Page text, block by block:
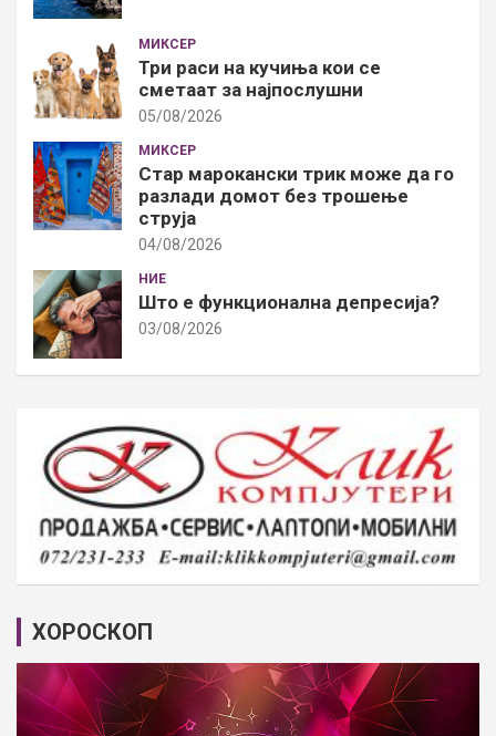
МИКСЕР
Три раси на кучиња кои се
сметаат за најпослушни
05/08/2026
МИКСЕР
Стар марокански трик може да го
разлади домот без трошење
струја
04/08/2026
НИЕ
Што е функционална депресија?
03/08/2026
ХОРОСКОП